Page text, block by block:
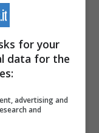
l’addome e
for your
data for the
advertising and
and